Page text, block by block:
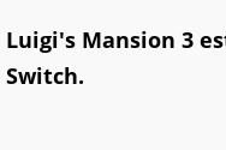
Luigi's Mansion 3
Switch.